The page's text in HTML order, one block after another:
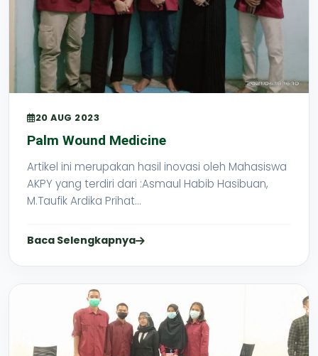
20 AUG 2023
Palm Wound Medicine
Artikel ini merupakan hasil inovasi oleh Mahasiswa
AKPY yang terdiri dari :Asmaul Habib Hasibuan,
M.Taufik Ardika Prihat...
Baca Selengkapnya